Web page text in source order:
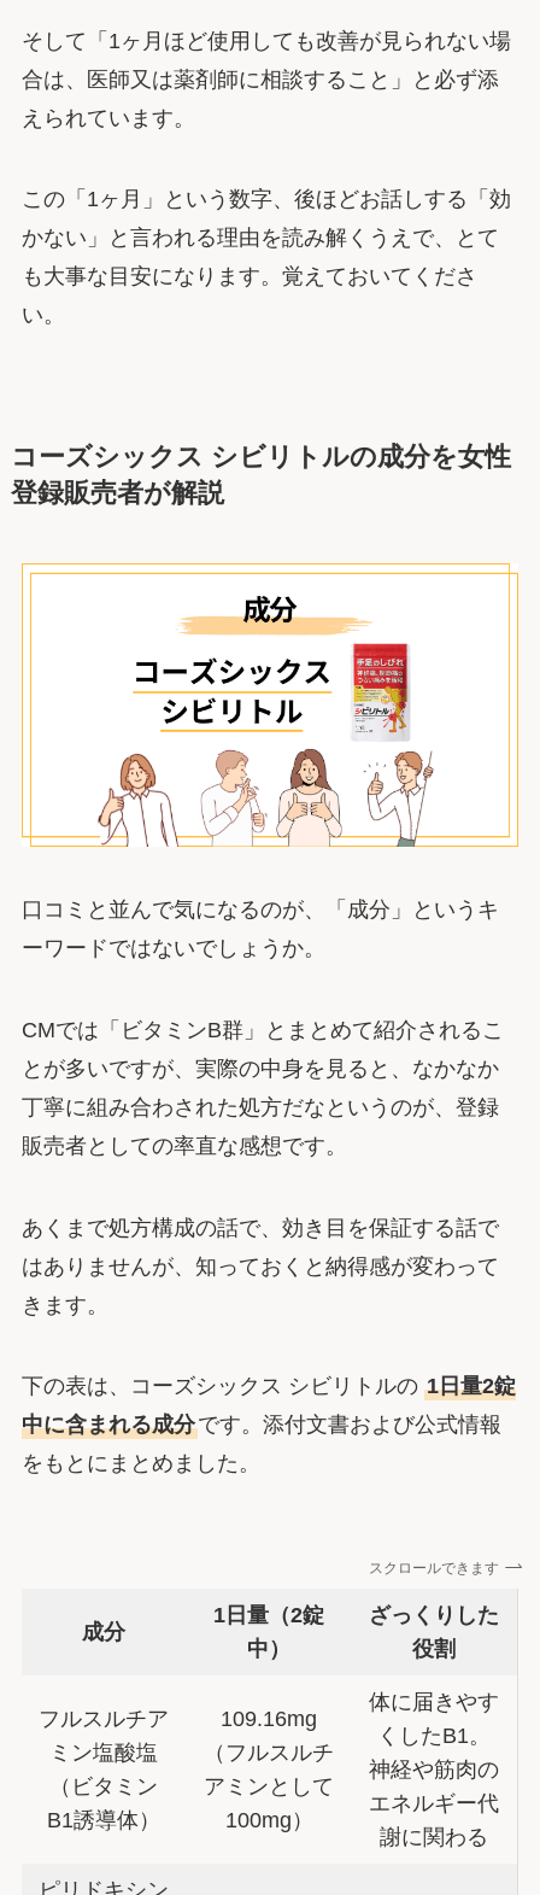
そして「1ヶ月ほど使用しても改善が見られない場
合は、医師又は薬剤師に相談すること」と必ず添
えられています。
この「1ヶ月」という数字、後ほどお話しする「効
かない」と言われる理由を読み解くうえで、とて
も大事な目安になります。覚えておいてくださ
い。
コーズシックス シビリトルの成分を女性
登録販売者が解説
口コミと並んで気になるのが、「成分」というキ
ーワードではないでしょうか。
CMでは「ビタミンB群」とまとめて紹介されるこ
とが多いですが、実際の中身を見ると、なかなか
丁寧に組み合わされた処方だなというのが、登録
販売者としての率直な感想です。
あくまで処方構成の話で、効き目を保証する話で
はありませんが、知っておくと納得感が変わって
きます。
下の表は、コーズシックス シビリトルの 1日量2錠
中に含まれる成分です。添付文書および公式情報
をもとにまとめました。
スクロールできます
成分
1日量（2錠
中）
ざっくりした
役割
フルスルチア
ミン塩酸塩
（ビタミン
B1誘導体）
109.16mg
（フルスルチ
アミンとして
100mg）
体に届きやす
くしたB1。
神経や筋肉の
エネルギー代
謝に関わる